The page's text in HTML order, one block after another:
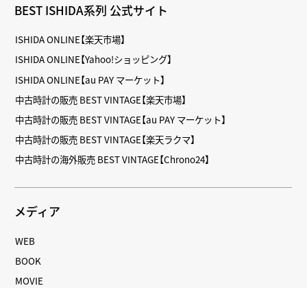
BEST ISHIDA系列 公式サイト
ISHIDA ONLINE【楽天市場】
ISHIDA ONLINE【Yahoo!ショッピング】
ISHIDA ONLINE【au PAY マーケット】
中古時計の販売 BEST VINTAGE【楽天市場】
中古時計の販売 BEST VINTAGE【au PAY マーケット】
中古時計の販売 BEST VINTAGE【楽天ラクマ】
中古時計の海外販売 BEST VINTAGE【Chrono24】
メディア
WEB
BOOK
MOVIE